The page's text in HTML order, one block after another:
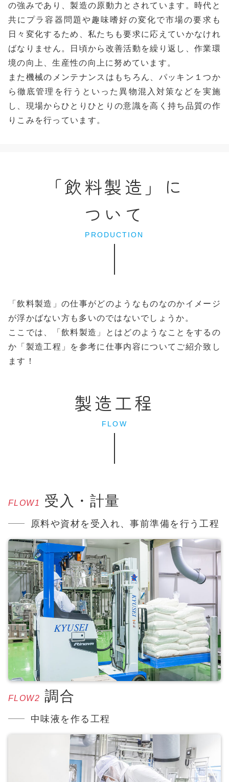
の強みであり、製造の原動力とされています。時代と
共にプラ容器問題や趣味嗜好の変化で市場の要求も
日々変化するため、私たちも要求に応えていかなけれ
ばなりません。日頃から改善活動を繰り返し、作業環
境の向上、生産性の向上に努めています。
また機械のメンテナンスはもちろん、パッキン１つか
ら徹底管理を行うといった異物混入対策などを実施
し、現場からひとりひとりの意識を高く持ち品質の作
りこみを行っています。
「飲料製造」に
ついて
PRODUCTION
「飲料製造」の仕事がどのようなものなのかイメージ
が浮かばない方も多いのではないでしょうか。
ここでは、「飲料製造」とはどのようなことをするの
か「製造工程」を参考に仕事内容についてご紹介致し
ます！
製造工程
FLOW
FLOW1 受入・計量
原料や資材を受入れ、事前準備を行う工程
FLOW2 調合
中味液を作る工程